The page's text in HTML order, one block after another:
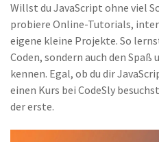
Willst du JavaScript ohne viel
probiere Online-Tutorials,
eigene kleine Projekte. So
Coden, sondern auch den
kennen. Egal, ob du dir
einen Kurs bei CodeSly
der erste.